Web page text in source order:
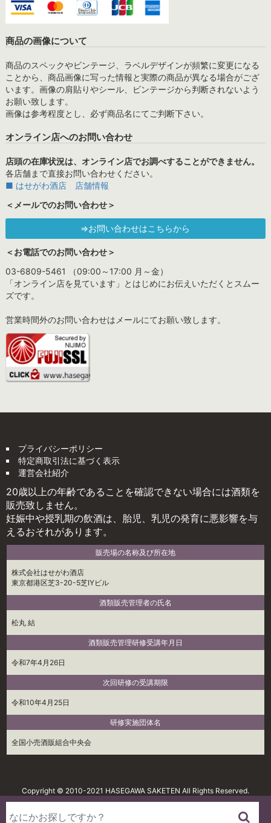
商品の画像について
商品のスペックやビンテージ、ラベルデザインが頻繁に変更になる
ことから、商品画像に写った情報と実際の商品が異なる場合がござ
います。画像の肩貼りやシール、ビンテージから判断されないよう
お願い致します。
画像は参考程度とし、必ず商品名にてご判断下さい。
オンライン店へのお問い合わせ
店頭の在庫状況は、オンライン店でお調べすることができません。
各店舗まで直接お問い合わせください。
■ はせがわ酒店 店舗情報
＜メールでのお問い合わせ＞
⇒お問い合わせはこちらから
＜お電話でのお問い合わせ＞
03-6809-5461 （09:00～17:00 月～金）
「オンライン店を見ています」とはじめにお伝えいただくとスムー
ズです。
営業時間外のお問い合わせはメールにてお願い致します。
プライバシーポリシー
特定商取引法に基づく表示
運営会社紹介
20歳以上の年齢であることを確認できない場合には酒類を
販売致しません。
妊娠中や授乳期の飲酒は、胎児、乳児の発育に悪影響を与
えるおそれがあります。
販売場の名称及び所在地
株式会社はせがわ酒店
東京都港区芝3-20-5芝IYビル
酒類販売管理者の氏名
松丸 結
酒類販売管理研修受講年月日
令和7年4月26日
次回研修の受講期限
令和10年4月25日
研修実施団体名
全国小売酒販組合中央会
Copyright © 2010-2021 HASEGAWA SAKETEN All Rights Reserved.